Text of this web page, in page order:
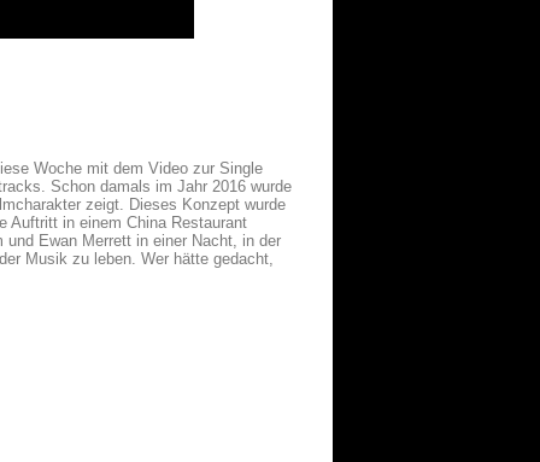
Woche mit dem Video zur Single
Schon damals im Jahr 2016 wurde
zeigt. Dieses Konzept wurde
Auftritt in einem China Restaurant
Ewan Merrett in einer Nacht, in der
Musik zu leben. Wer hätte gedacht,